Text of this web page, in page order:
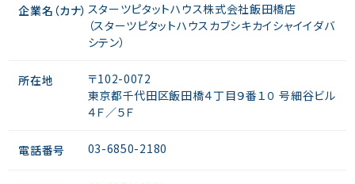
企業名（カナ） スターツピタットハウス株式会社飯田橋店
（スターツピタットハウスカブシキカイシャイイダバ
シテン）
所在地
〒102-0072
東京都千代田区飯田橋４丁目９番１０ 号細谷ビル
４Ｆ／５Ｆ
電話番号 03-6850-2180